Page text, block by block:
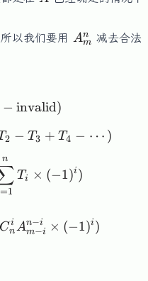
以我们要用
A^n_m
Am
n
减去合法
= A^n_m(A^n_m-
− invalid)
= A^n_m(A^n_m-
2 − T3 + T4 − ⋯ )
=
=1
n
Ti × (−1)i )
=
Cn
i Am−i
n−i × (−1)i )